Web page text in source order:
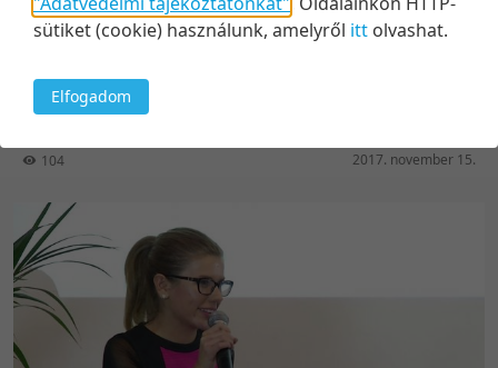
29:35
300 IT szakembert 1 év alatt?
104 2017. november 15.
sütiket (cookie) használunk, amelyről itt olvashat.
Elfogadom